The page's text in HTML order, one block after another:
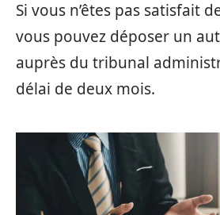
Si vous n’êtes pas satisfait
vous pouvez déposer un
auprès du tribunal
délai de deux mois.